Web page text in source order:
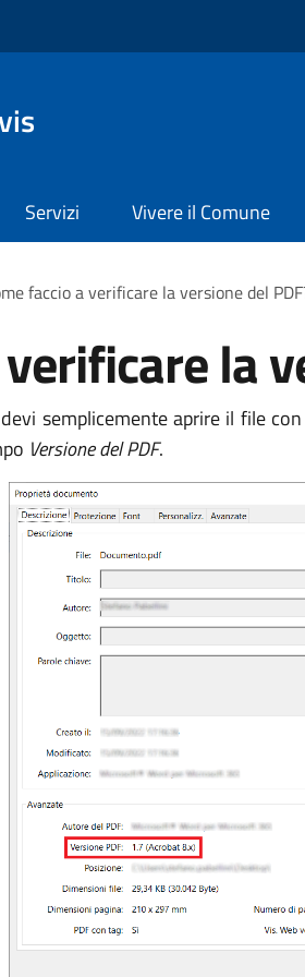
Servizi Vivere il Comune
faccio a verificare la versione del
la
semplicemente aprire il file
Versione del PDF.